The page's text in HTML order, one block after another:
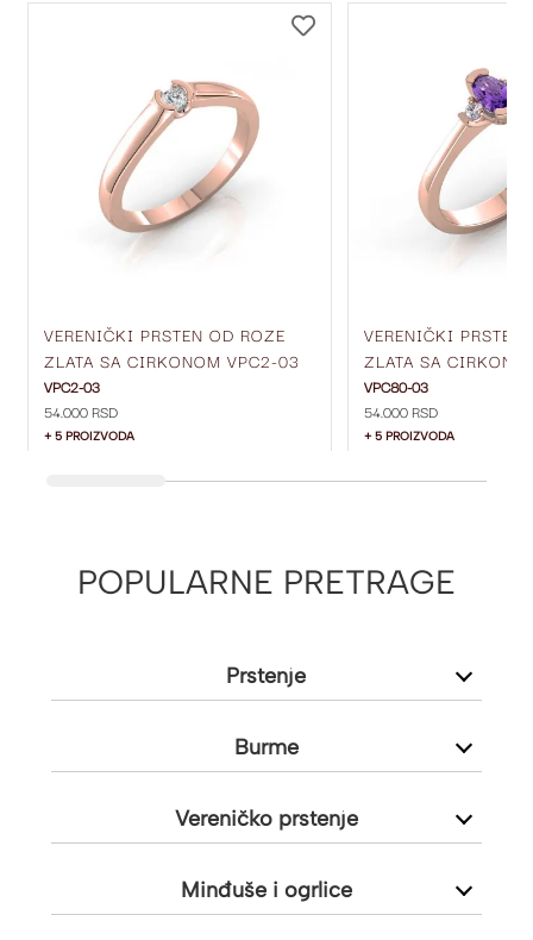
VERENIČKI PRSTEN OD ROZE
ZLATA SA CIRKONOM VPC2-03
VPC2-03
54.000 RSD
+ 5 PROIZVODA
VERENIČKI PRSTEN
ZLATA SA
VPC80-03
54.000 RSD
+ 5 PROIZVODA
POPULARNE PRETRAGE
Prstenje
Burme
Vereničko prstenje
Minđuše i ogrlice